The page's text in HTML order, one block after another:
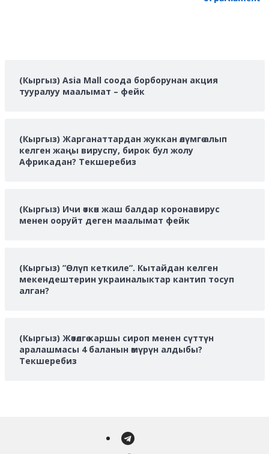
(Кыргыз) Asia Mall соода борборунан акция
тууралуу маалымат – фейк
(Кыргыз) Жарганаттардан жуккан өлүмгө алып
келген жаңы вируспу, бирок бул жолу
Африкадан? Текшеребиз
(Кыргыз) Ичи өткөн жаш балдар коронавирус
менен ооруйт деген маалымат фейк
(Кыргыз) ”Өлүп кеткиле”. Кытайдан келген
мекендештерин украиналыктар кантип тосуп
алган?
(Кыргыз) Жөтөлгө каршы сироп менен сүттүн
аралашмасы 4 баланын өмүрүн алдыбы?
Текшеребиз
Telegram